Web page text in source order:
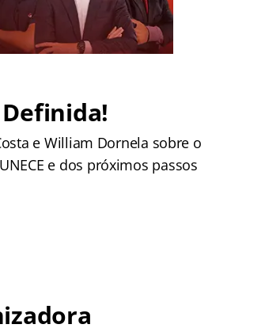
Definida!
e William Dornela sobre o
e dos próximos passos